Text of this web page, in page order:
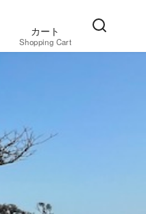
カート
Shopping Cart